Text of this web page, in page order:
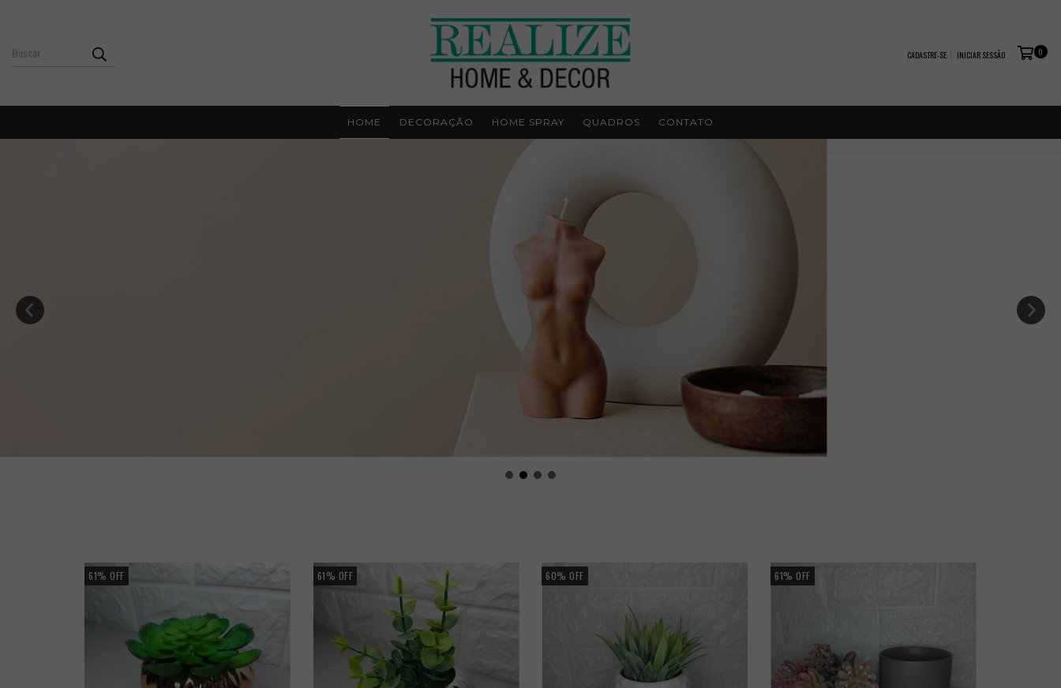
CADASTRE-SE INICIAR SESSÃO 0
HOME DECORAÇÃO HOME SPRAY QUADROS CONTATO
61% OFF 61% OFF 60% OFF 61% OFF
Inscreva-se para receber novidades!